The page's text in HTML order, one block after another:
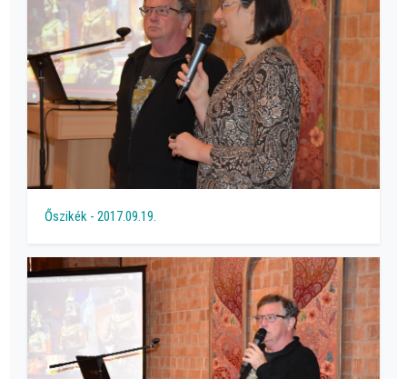
Őszikék - 2017.09.19.